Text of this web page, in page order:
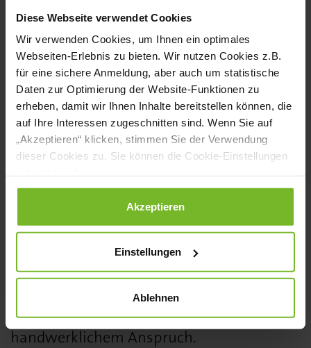
Diese Webseite verwendet Cookies
Wir verwenden Cookies, um Ihnen ein optimales
Webseiten-Erlebnis zu bieten. Wir nutzen Cookies z.B.
für eine sichere Anmeldung, aber auch um statistische
Daten zur Optimierung der Website-Funktionen zu
erheben, damit wir Ihnen Inhalte bereitstellen können, die
auf Ihre Interessen zugeschnitten sind. Wenn Sie auf
„Akzeptieren“ klicken, stimmen Sie der Verwendung
dieser Cookies zu. Sie können die Cookie-Einstellungen
Datenschutzerklärung|Impressum
Akzeptieren
Einstellungen
Ablehnen
Breite Basis mit 1‑Stern-Neuzugängen
Rund 30 Restaurants wurden 2025
erstmals mit einem Stern ausgezeichnet.
Zu den Neuzugängen zählen unter
anderem:
, Hamburg
Koer, Hamburg
Diese Häuser stehen stellvertretend für
individueller Handschrift und hohem
handwerklichem Anspruch.